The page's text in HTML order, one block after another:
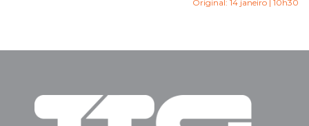
Original: 14 janeiro | 10h30